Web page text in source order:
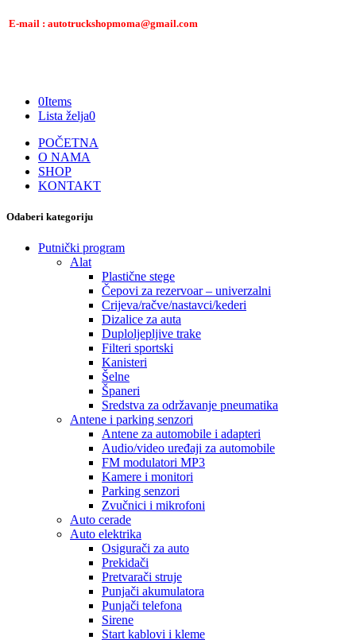
E-mail : autotruckshopmoma@gmail.com
0Items
Lista želja0
POČETNA
O NAMA
SHOP
KONTAKT
Odaberi kategoriju
Putnički program
Alat
Plastične stege
Čepovi za rezervoar – univerzalni
Crijeva/račve/nastavci/kederi
Dizalice za auta
Duploljepljive trake
Filteri sportski
Kanisteri
Šelne
Španeri
Sredstva za održavanje pneumatika
Antene i parking senzori
Antene za automobile i adapteri
Audio/video uređaji za automobile
FM modulatori MP3
Kamere i monitori
Parking senzori
Zvučnici i mikrofoni
Auto cerade
Auto elektrika
Osigurači za auto
Prekidači
Pretvarači struje
Punjači akumulatora
Punjači telefona
Sirene
Start kablovi i kleme